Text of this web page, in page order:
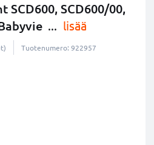
SCD600, SCD600/00,
... lisää
Tuotenumero: 922957